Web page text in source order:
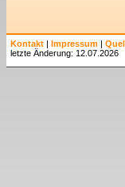
Kontakt | Impressum |
letzte Änderung: 12.07.2026